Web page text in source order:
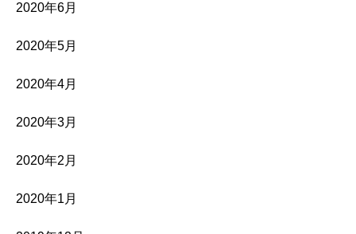
2020年6月
2020年5月
2020年4月
2020年3月
2020年2月
2020年1月